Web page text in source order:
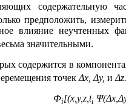
содержательную
предположить,
влияние неучтенных
значительными.
содержится в
точекΔx, Δy, и Δz.
Фi[(x,y,z,ti Ψ(Δx,Δ